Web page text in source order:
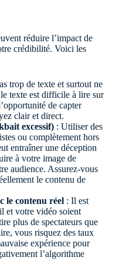
réduire l’impact de
crédibilité. Voici les
trop de texte et surtout ne
texte est difficile à lire sur
de capter
clair et direct.
excessif) : Utiliser des
ou complètement hors
entraîner une déception
à votre image de
audience. Assurez-vous
le contenu de
le contenu réel : Il est
et votre vidéo soient
plus de spectateurs que
vous risquez des taux
expérience pour
l’algorithme